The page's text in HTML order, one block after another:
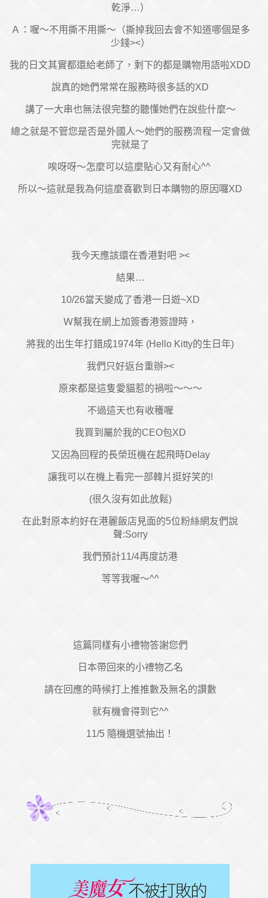
乾淨…）
Ａ：喔～不用撕不用撕～（撕掉我回去會不知道哪個是多
少錢><）
我的日文其實都還給老師了，剩下的都是購物用語啦XDD
說真的她們常常在服務時很多話的XD
講了一大串也無法很完整的聽懂她們在說些什麼～
總之就是不管您是否是外國人～她們的服務流程一定會做
完就是了
唉呀呀～怎麼可以這麼貼心又有耐心^^
所以～這就是我為何這麼喜歡到日本購物的原因囉XD
我今天應該還在香港對吧 ><
結果…
10/26當天變成了香港一日遊~XD
Ｗ幫我在網上加簽香港簽證時，
將我的出生年打錯成1974年 (Hello Kitty的生日年)
我們只好返台重辦><
原來都是這隻愛貓惹的禍啦～～～
不過這天也有收穫喔
我買到屬於我的CEO包XD
又因為回程的長榮班機在起飛時Delay
讓我可以在機上看完一部韓片挺好笑的!
(很久沒有如此放鬆)
在此對原本約好在港麗飯店見面的5位粉絲網友們說
聲:Sorry
我們預計11/4再度訪港
等等我喔～^^
這篇同樣有小禮物答謝您們
日本帶回來的小禮物乙名
請在回應的時候打上推推數及無名的讚數
就有機會得到它^^
11/5 隨機選號抽出！